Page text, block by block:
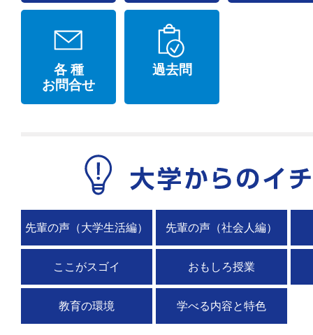
各 種
お問合せ
過去問
先輩の声（大学生活編） 先輩の声（社会人編）
ここがスゴイ おもしろ授業
教育の環境 学べる内容と特色